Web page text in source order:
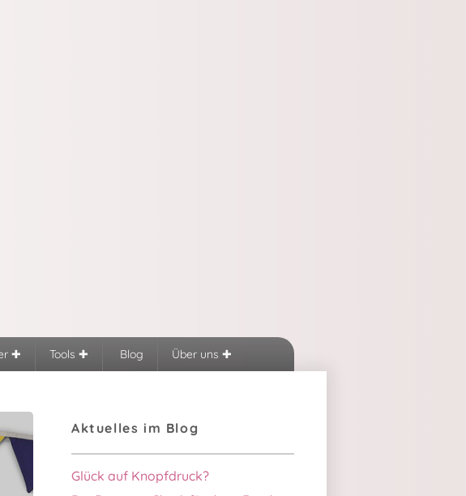
Tools Blog Über uns
Aktuelles im Blog
Glück auf Knopfdruck?